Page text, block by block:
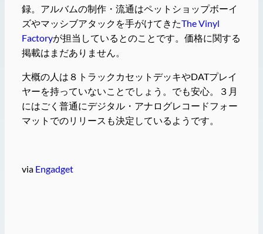
録。アルバムの制作・流通はペットショップボーイ
ズやマッシブアタックを手がけてきたThe Vinyl
Factoryが担当しているとのことです。価格に関する
掲載はまだありません。
大概の人は８トラックカセットデッキやDATプレイ
ヤーを持っていないことでしょう。でも安心。３月
にはごく普通にデジタル・アナログレコードフォー
マットでのリリースも決定しているようです。
via Engadget